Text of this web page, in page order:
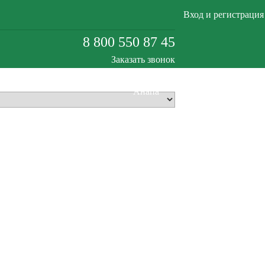
Анапа
Вход и регистрация
8 800 550 87 45
Заказать звонок